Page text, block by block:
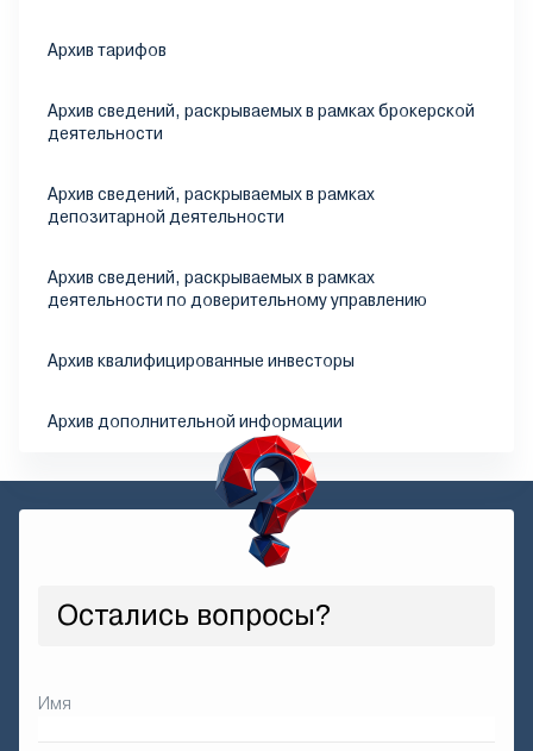
Архив тарифов
Архив сведений, раскрываемых в рамках брокерской
деятельности
Архив сведений, раскрываемых в рамках
депозитарной деятельности
Архив сведений, раскрываемых в рамках
деятельности по доверительному управлению
Архив квалифицированные инвесторы
Архив дополнительной информации
Остались вопросы?
Имя